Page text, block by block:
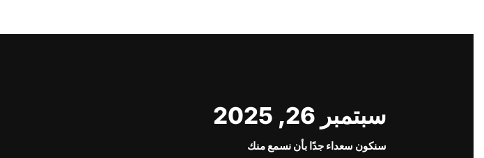
سبتمبر 26, 2025
سنكون سعداء جدًا بأن نسمع منك